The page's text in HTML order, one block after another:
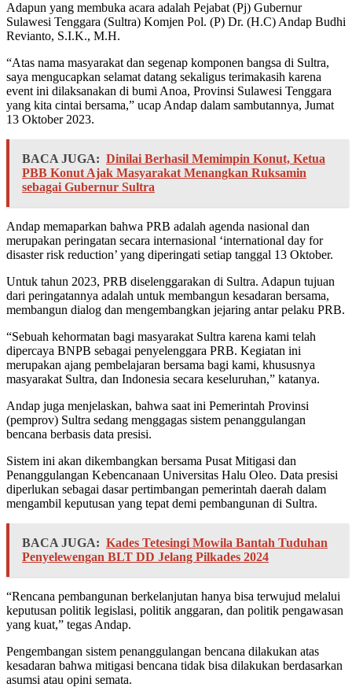
Adapun yang membuka acara adalah Pejabat (Pj) Gubernur
Sulawesi Tenggara (Sultra) Komjen Pol. (P) Dr. (H.C) Andap Budhi
Revianto, S.I.K., M.H.
“Atas nama masyarakat dan segenap komponen bangsa di Sultra,
saya mengucapkan selamat datang sekaligus terimakasih karena
event ini dilaksanakan di bumi Anoa, Provinsi Sulawesi Tenggara
yang kita cintai bersama,” ucap Andap dalam sambutannya, Jumat
13 Oktober 2023.
BACA JUGA: Dinilai Berhasil Memimpin Konut, Ketua
PBB Konut Ajak Masyarakat Menangkan Ruksamin
sebagai Gubernur Sultra
Andap memaparkan bahwa PRB adalah agenda nasional dan
merupakan peringatan secara internasional ‘international day for
disaster risk reduction’ yang diperingati setiap tanggal 13 Oktober.
Untuk tahun 2023, PRB diselenggarakan di Sultra. Adapun tujuan
dari peringatannya adalah untuk membangun kesadaran bersama,
membangun dialog dan mengembangkan jejaring antar pelaku PRB.
“Sebuah kehormatan bagi masyarakat Sultra karena kami telah
dipercaya BNPB sebagai penyelenggara PRB. Kegiatan ini
merupakan ajang pembelajaran bersama bagi kami, khususnya
masyarakat Sultra, dan Indonesia secara keseluruhan,” katanya.
Andap juga menjelaskan, bahwa saat ini Pemerintah Provinsi
(pemprov) Sultra sedang menggagas sistem penanggulangan
bencana berbasis data presisi.
Sistem ini akan dikembangkan bersama Pusat Mitigasi dan
Penanggulangan Kebencanaan Universitas Halu Oleo. Data presisi
diperlukan sebagai dasar pertimbangan pemerintah daerah dalam
mengambil keputusan yang tepat demi pembangunan di Sultra.
BACA JUGA: Kades Tetesingi Mowila Bantah Tuduhan
Penyelewengan BLT DD Jelang Pilkades 2024
“Rencana pembangunan berkelanjutan hanya bisa terwujud melalui
keputusan politik legislasi, politik anggaran, dan politik pengawasan
yang kuat,” tegas Andap.
Pengembangan sistem penanggulangan bencana dilakukan atas
kesadaran bahwa mitigasi bencana tidak bisa dilakukan berdasarkan
asumsi atau opini semata.